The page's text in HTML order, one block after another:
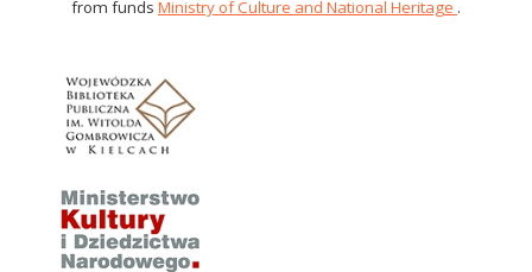
from funds Ministry of Culture and National Heritage .